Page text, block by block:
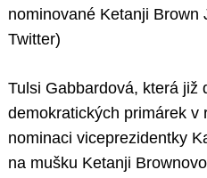
nominované Ketanji Brown
Twitter)
Tulsi Gabbardová, která již
demokratických primárek v
nominaci viceprezidentky
na mušku Ketanji